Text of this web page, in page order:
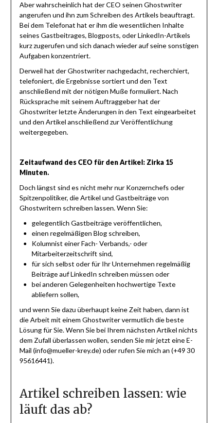
Aber wahrscheinlich hat der CEO seinen Ghostwriter
angerufen und ihn zum Schreiben des Artikels beauftragt.
Bei dem Telefonat hat er ihm die wesentlichen Inhalte
seines Gastbeitrages, Blogposts, oder LinkedIn-Artikels
kurz zugerufen und sich danach wieder auf seine sonstigen
Aufgaben konzentriert.
Derweil hat der Ghostwriter nachgedacht, recherchiert,
telefoniert, die Ergebnisse sortiert und den Text
anschließend mit der nötigen Muße formuliert. Nach
Rücksprache mit seinem Auftraggeber hat der
Ghostwriter letzte Änderungen in den Text eingearbeitet
und den Artikel anschließend zur Veröffentlichung
weitergegeben.
Zeitaufwand des CEO für den Artikel: Zirka 15
Minuten.
Doch längst sind es nicht mehr nur Konzernchefs oder
Spitzenpolitiker, die Artikel und Gastbeiträge von
Ghostwritern schreiben lassen. Wenn Sie:
gelegentlich Gastbeiträge veröffentlichen,
einen regelmäßigen Blog schreiben,
Kolumnist einer Fach- Verbands,- oder
Mitarbeiterzeitschrift sind,
für sich selbst oder für Ihr Unternehmen regelmäßig
Beiträge auf LinkedIn schreiben müssen oder
bei anderen Gelegenheiten hochwertige Texte
abliefern sollen,
und wenn Sie dazu überhaupt keine Zeit haben, dann ist
die Arbeit mit einem Ghostwriter vermutlich die beste
Lösung für Sie. Wenn Sie bei Ihrem nächsten Artikel nichts
dem Zufall überlassen wollen, senden Sie mir jetzt eine E-
Mail (info@mueller-krey.de) oder rufen Sie mich an (+49 30
95616441).
Artikel schreiben lassen: wie
läuft das ab?